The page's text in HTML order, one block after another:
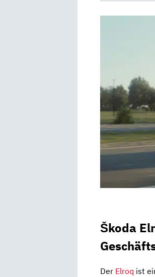
Škoda
Der Elroq ist